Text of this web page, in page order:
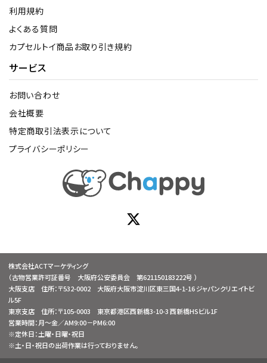
利用規約
よくある質問
カプセルトイ商品お取り引き規約
サービス
お問い合わせ
会社概要
特定商取引法表示について
プライバシーポリシー
株式会社ACTマーケティング
（古物営業許可証番号 大阪府公安委員会 第621150183222号 ）
大阪支店 住所：〒532-0002 大阪府大阪市淀川区東三国4-1-16 ジャパンクリエイトビ
ル5F
東京支店 住所：〒105-0003 東京都港区西新橋3-10-3 西新橋HSビル1F
営業時間：月～金／AM9:00－PM6:00
※定休日：土曜・日曜・祝日
※土・日・祝日の出荷作業は行っておりません。